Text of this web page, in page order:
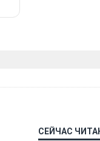
СЕЙЧАС